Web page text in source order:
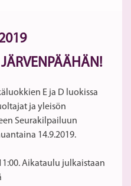
E ja D luokissa
ja yleisön
Seurakilpailuun
14.9.2019.
Aikataulu julkaistaan